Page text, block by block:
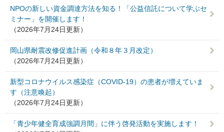
NPOの新しい資金調達方法を知る！「公益信託について学ぶセ
ミナー」を開催します！
（2026年7月24日更新）
岡山県耐震改修促進計画（令和８年３月改定）
（2026年7月24日更新）
新型コロナウイルス感染症（COVID-19）の患者が増えていま
す（注意喚起）
（2026年7月24日更新）
「青少年健全育成強調月間」に伴う啓発活動を実施します！